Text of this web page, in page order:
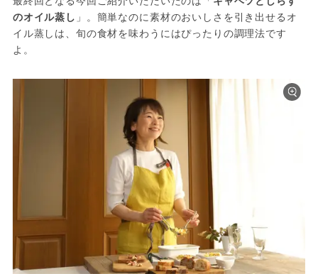
のオイル蒸し 」。簡単なのに素材のおいしさを引き出せるオ
イル蒸しは、旬の食材を味わうにはぴったりの調理法です
よ。